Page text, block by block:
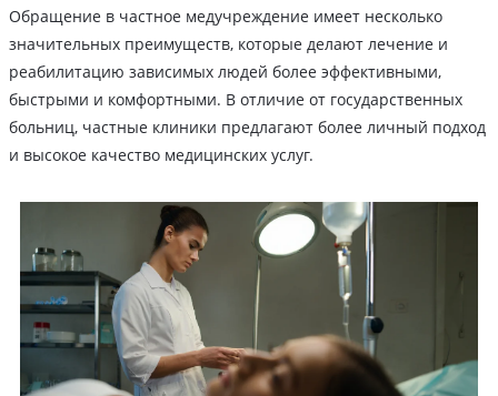
Обращение в частное медучреждение имеет несколько
значительных преимуществ, которые делают лечение и
реабилитацию зависимых людей более эффективными,
быстрыми и комфортными. В отличие от государственных
больниц, частные клиники предлагают более личный подход
и высокое качество медицинских услуг.